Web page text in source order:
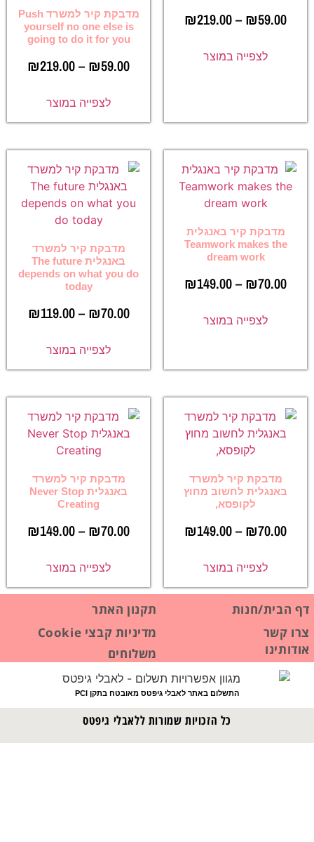
₪59.00
–
₪219.00
לצפייה במוצר
מדבקת קיר למשרד Push
yourself no one else is
going to do it for you
₪59.00
–
₪219.00
לצפייה במוצר
מדבקת קיר באנגלית
Teamwork makes the
dream work
₪70.00
–
₪149.00
לצפייה במוצר
מדבקת קיר למשרד
באנגלית The future
depends on what you do
today
₪70.00
–
₪119.00
לצפייה במוצר
מדבקת קיר למשרד
באנגלית לחשוב מחוץ
לקופסא,
₪70.00
–
₪149.00
לצפייה במוצר
מדבקת קיר למשרד
באנגלית Never Stop
Creating
₪70.00
–
₪149.00
לצפייה במוצר
דף הבית/חנות
צרו קשר
תקנון האתר
מדיניות קבצי Cookie
אודותינו
משלוחים
התשלום באתר לאבלי גיפטס מאובטח בתקן PCI
כל הזכויות שמורות ללאבלי גיפטס